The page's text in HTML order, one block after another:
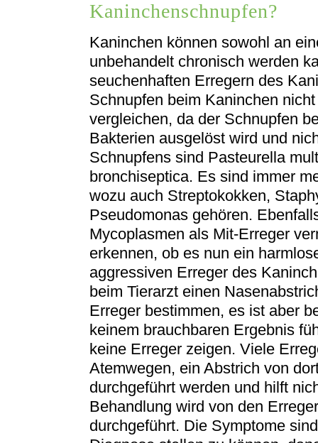
Kaninchenschnupfen?
Kaninchen können sowohl an
unbehandelt chronisch werden
seuchenhaften Erregern des
Schnupfen beim Kaninchen
vergleichen, da der Schnupfen
Bakterien ausgelöst wird und
Schnupfens sind Pasteurella
bronchiseptica. Es sind immer
wozu auch Streptokokken,
Pseudomonas gehören.
Mycoplasmen als Mit-Erreger
erkennen, ob es nun ein
aggressiven Erreger des
beim Tierarzt einen
Erreger bestimmen, es ist aber
keinem brauchbaren Ergebnis
keine Erreger zeigen. Viele
Atemwegen, ein Abstrich von
durchgeführt werden und hilft
Behandlung wird von den
durchgeführt. Die Symptome